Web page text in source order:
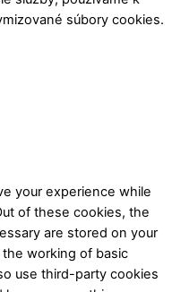
súbory cookies.
your experience while
of these cookies, the
are stored on your
working of basic
use third-party cookies